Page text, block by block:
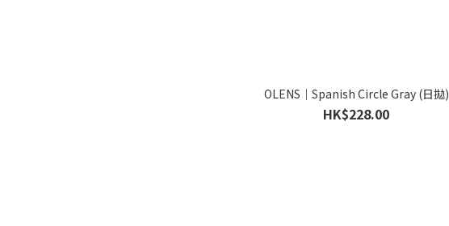
OLENS｜Spanish Circle Gray (日拋)
HK$228.00